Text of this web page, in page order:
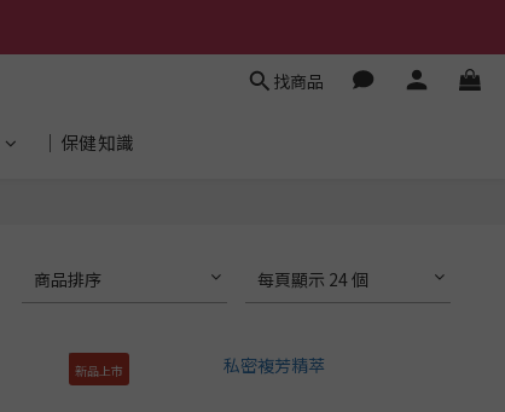
找商品
│保健知識
商品排序 每頁顯示 24 個
新品上市